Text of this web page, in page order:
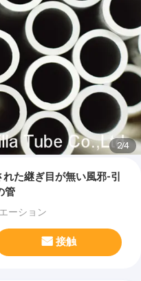
2/4
た継ぎ目が無い風邪-引
管
ーション
接触